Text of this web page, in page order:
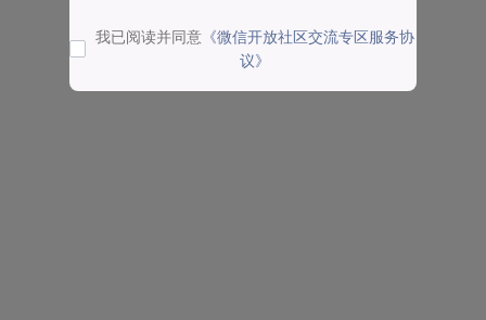
我已阅读并同意 《微信开放社区交流专区服务协
议》